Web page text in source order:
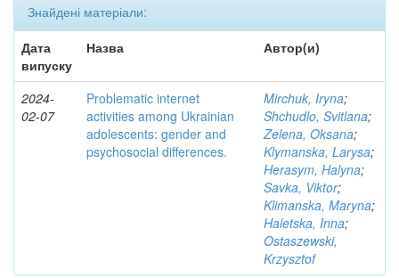
Знайдені матеріали:
Дата
випуску
Назва Автор(и)
2024-
02-07
Problematic internet
activities among Ukrainian
adolescents: gender and
psychosocial differences.
Mirchuk, Iryna;
Shchudlo, Svitlana;
Zelena, Oksana;
Klymanska, Larysa;
Herasym, Halyna;
Savka, Viktor;
Klimanska, Maryna;
Haletska, Inna;
Ostaszewski,
Krzysztof